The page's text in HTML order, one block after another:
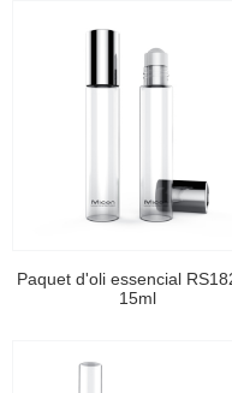
Paquet d'oli essencial
15ml